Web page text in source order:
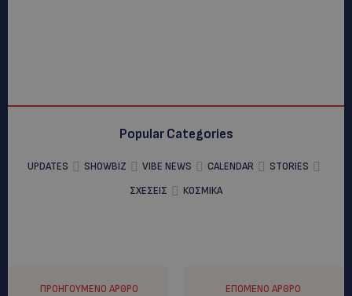
Popular Categories
UPDATES SHOWBIZ VIBE NEWS CALENDAR
STORIES
ΣΧΕΣΕΙΣ
ΚΟΣΜΙΚΑ
ΠΡΟΗΓΟΎΜΕΝΟ ΆΡΘΡΟ ΕΠΌΜΕΝΟ ΆΡΘΡΟ